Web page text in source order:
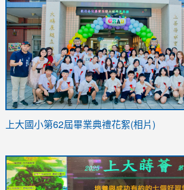
link
YfDQppRvyMk686kIw6SBbssEIZ6WnT/
usp=sharing
上大國小第62屆畢業典禮花絮(相片)
to
https://drive.google.com/file/d/1I-
to
https://sites.google.com/stes.tyc.edu.tw/